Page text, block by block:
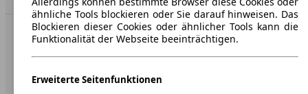
AutoScout24: Europaweit der größte Online-Automarkt.
Unternehmen
ähnliche Tools blockieren oder Sie darauf hinweisen. Das
Blockieren dieser Cookies oder ähnlicher Tools kann die
Funktionalität der Webseite beeinträchtigen.
Erweiterte Seitenfunktionen